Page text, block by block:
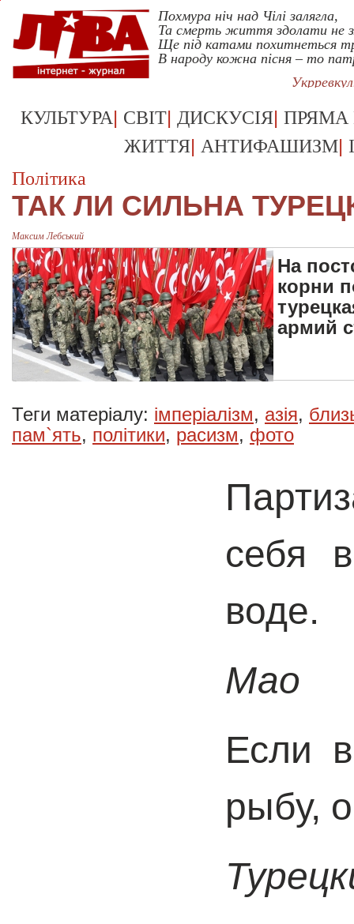
Похмура ніч над Чілі залягла,
Та смерть життя здолати не
Ще під катами похитнеться
В народу кожна пісня – то
КУЛЬТУРА| СВІТ| ДИСКУСІЯ| ПРЯМА
ЖИТТЯ| АНТИФАШИЗМ|
Політика
ТАК ЛИ СИЛЬНА
Максим Лебський
На
корни
армий
Теги матеріалу: імперіалізм, азія,
пам`ять, політики, расизм, фото
себя
воде.
Мао
Если
рыбу,